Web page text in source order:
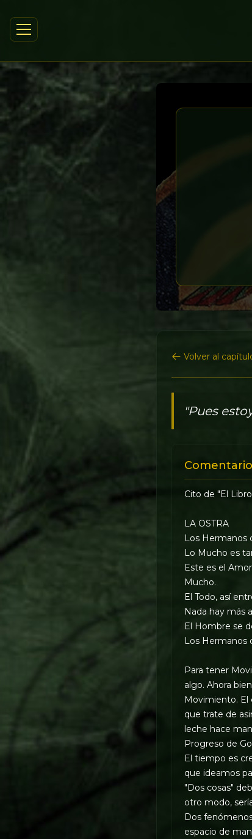
Volver al
"Pues
Cito de "El
LA OSTRA
Los Hermanos
Lo Mucho es
Este es el
Mucho.
El Todo, así
Nada hay más
El Hombre se
Los Hermanos
Para tener
algo. Ahora
Movimiento. El
que trate de
leche hace
Progreso de
El tiempo es
que ideamos
"Dos cosas"
otro modo,
Dos
espacio de